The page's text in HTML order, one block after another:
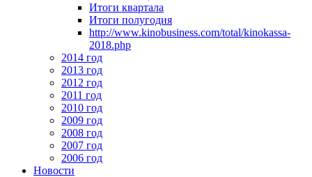
Итоги квартала
Итоги полугодия
http://www.kinobusiness.com/total/kinokassa-
2018.php
2014 год
2013 год
2012 год
2011 год
2010 год
2009 год
2008 год
2007 год
2006 год
Новости